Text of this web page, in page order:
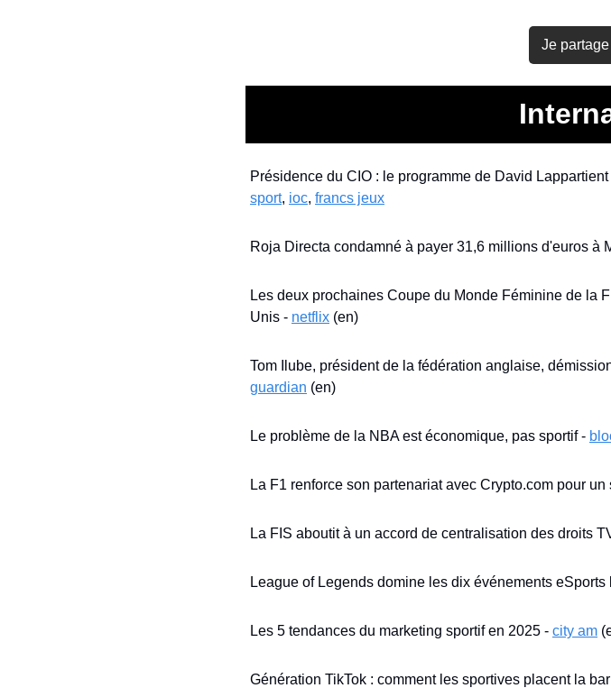
Je
Présidence du CIO : le programme de David
sport, ioc, francs jeux
Roja Directa condamné à payer 31,6 millions d'euros à
Les deux prochaines Coupe du Monde Féminine de la
Unis - netflix (en)
Tom Ilube, président de la fédération anglaise,
guardian (en)
Le problème de la NBA est économique, pas sportif -
La F1 renforce son partenariat avec Crypto.com pour
La FIS aboutit à un accord de centralisation des droits
League of Legends domine les dix événements
Les 5 tendances du marketing sportif en 2025 - city am
Génération TikTok : comment les sportives placent la